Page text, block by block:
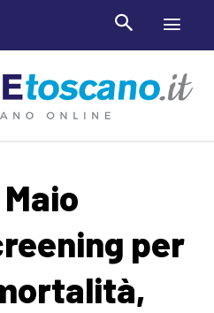
per